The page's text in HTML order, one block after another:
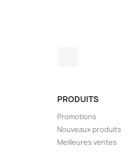
PRODUITS
Promotions
Nouveaux produits
Meilleures ventes